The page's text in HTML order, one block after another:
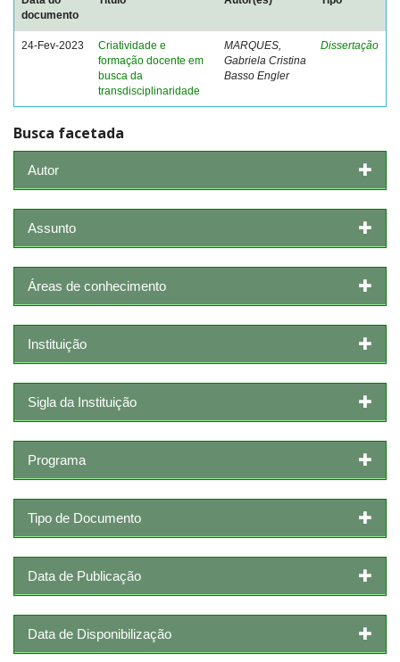
documento
24-Fev-2023
Criatividade e
formação docente em
busca da
transdisciplinaridade
MARQUES,
Gabriela Cristina
Basso Engler
Dissertação
Busca facetada
Autor
Assunto
Áreas de conhecimento
Instituição
Sigla da Instituição
Programa
Tipo de Documento
Data de Publicação
Data de Disponibilização